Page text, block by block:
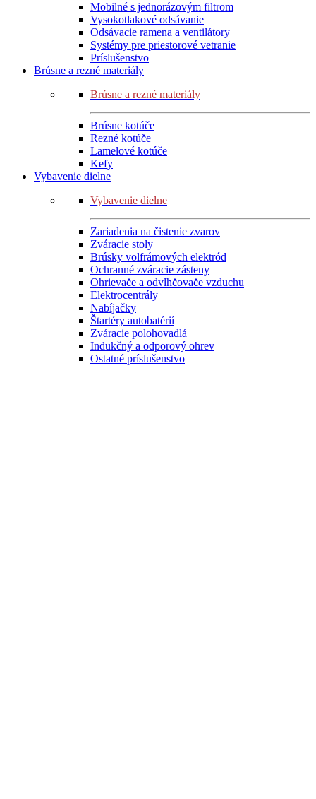
Mobilné s jednorázovým filtrom
Vysokotlakové odsávanie
Odsávacie ramena a ventilátory
Systémy pre priestorové vetranie
Príslušenstvo
Brúsne a rezné materiály
Brúsne a rezné materiály
Brúsne kotúče
Rezné kotúče
Lamelové kotúče
Kefy
Vybavenie dielne
Vybavenie dielne
Zariadenia na čistenie zvarov
Zváracie stoly
Brúsky volfrámových elektród
Ochranné zváracie zásteny
Ohrievače a odvlhčovače vzduchu
Elektrocentrály
Nabíjačky
Štartéry autobatérií
Zváracie polohovadlá
Indukčný a odporový ohrev
Ostatné príslušenstvo